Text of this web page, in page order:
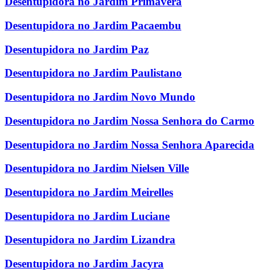
Desentupidora no Jardim Pacaembu
Desentupidora no Jardim Paz
Desentupidora no Jardim Paulistano
Desentupidora no Jardim Novo Mundo
Desentupidora no Jardim Nossa Senhora do Carmo
Desentupidora no Jardim Nossa Senhora Aparecida
Desentupidora no Jardim Nielsen Ville
Desentupidora no Jardim Meirelles
Desentupidora no Jardim Luciane
Desentupidora no Jardim Lizandra
Desentupidora no Jardim Jacyra